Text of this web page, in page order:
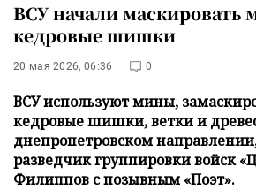
ВСУ начали маскировать
кедровые шишки
20 мая 2026, 06:36 0
ВСУ используют мины,
кедровые шишки, ветки и
днепропетровском
разведчик группировки войск
Филиппов с позывным «Поэт».